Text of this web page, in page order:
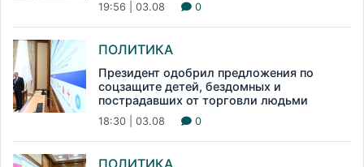
19:56 | 03.08 0
ПОЛИТИКА
Президент одобрил предложения по
соцзащите детей, бездомных и
пострадавших от торговли людьми
18:30 | 03.08 0